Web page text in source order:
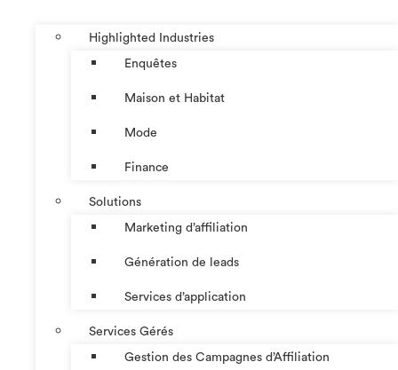
Highlighted Industries
Enquêtes
Maison et Habitat
Mode
Finance
Solutions
Marketing d’affiliation
Génération de leads
Services d’application
Services Gérés
Gestion des Campagnes d’Affiliation​